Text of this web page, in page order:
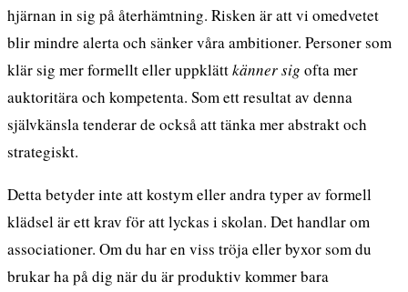
hjärnan in sig på återhämtning. Risken är att vi omedvetet
blir mindre alerta och sänker våra ambitioner. Personer som
klär sig mer formellt eller uppklättkänner sig ofta mer
auktoritära och kompetenta. Som ett resultat av denna
självkänsla tenderar de också att tänka mer abstrakt och
strategiskt.
Detta betyder inte att kostym eller andra typer av formell
klädsel är ett krav för att lyckas i skolan. Det handlar om
associationer. Om du har en viss tröja eller byxor som du
brukar ha på dig när du är produktiv kommer bara